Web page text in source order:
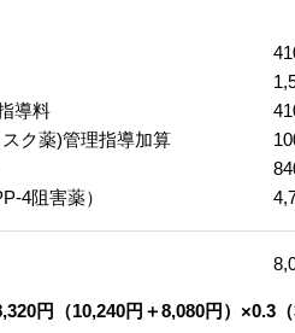
導料
ク薬)管理指導加算
害薬）
円（10,240円＋8,080円）×0.3（